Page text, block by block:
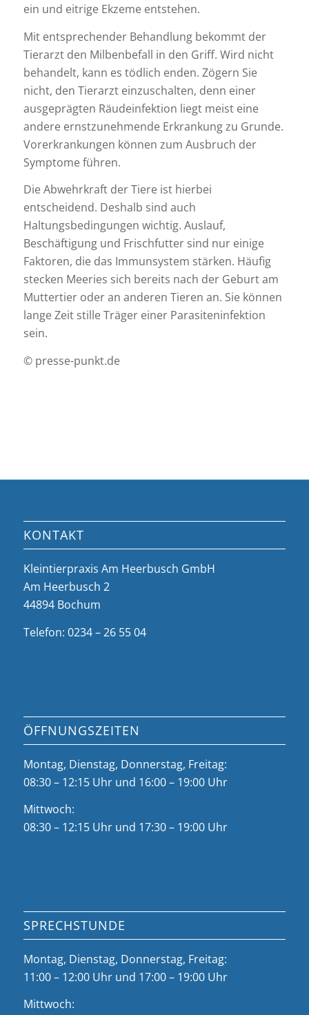
ein und eitrige Ekzeme entstehen.
Mit entsprechender Behandlung bekommt der
Tierarzt den Milbenbefall in den Griff. Wird nicht
behandelt, kann es tödlich enden. Zögern Sie
nicht, den Tierarzt einzuschalten, denn einer
ausgeprägten Räudeinfektion liegt meist eine
andere ernstzunehmende Erkrankung zu Grunde.
Vorerkrankungen können zum Ausbruch der
Symptome führen.
Die Abwehrkraft der Tiere ist hierbei
entscheidend. Deshalb sind auch
Haltungsbedingungen wichtig. Auslauf,
Beschäftigung und Frischfutter sind nur einige
Faktoren, die das Immunsystem stärken. Häufig
stecken Meeries sich bereits nach der Geburt am
Muttertier oder an anderen Tieren an. Sie können
lange Zeit stille Träger einer Parasiteninfektion
sein.
© presse-punkt.de
KONTAKT
Kleintierpraxis Am Heerbusch GmbH
Am Heerbusch 2
44894 Bochum
Telefon: 0234 – 26 55 04
ÖFFNUNGSZEITEN
Montag, Dienstag, Donnerstag, Freitag:
08:30 – 12:15 Uhr und 16:00 – 19:00 Uhr
Mittwoch:
08:30 – 12:15 Uhr und 17:30 – 19:00 Uhr
SPRECHSTUNDE
Montag, Dienstag, Donnerstag, Freitag:
11:00 – 12:00 Uhr und 17:00 – 19:00 Uhr
Mittwoch: